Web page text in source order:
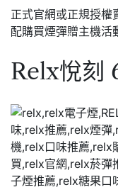
正式官網或正規授權
配購買煙彈贈主機活
Relx悅刻